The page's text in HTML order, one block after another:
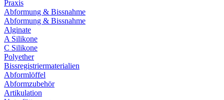
Praxis
Abformung & Bissnahme
Abformung & Bissnahme
Alginate
A Silikone
C Silikone
Polyether
Bissregistriermaterialien
Abformlöffel
Abformzubehör
Artikulation